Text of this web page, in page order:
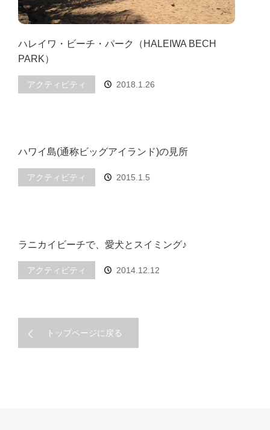
ハレイワ・ビーチ・パーク（HALEIWA BECH
PARK）
アクティビティ 2018.1.26
ハワイ島(通称ビッグアイランド)の見所
アクティビティ 2015.1.5
ラニカイビーチで、愛犬とスイミング♪
アクティビティ 2014.12.12
トップページに戻る